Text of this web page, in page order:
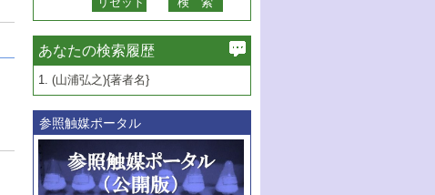
あなたの検索履歴
1. (山浦弘之){著者名}
参照触媒ポータル